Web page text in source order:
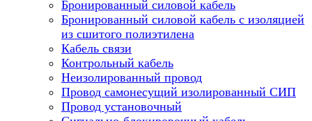
Бронированный силовой кабель
Бронированный силовой кабель с изоляцией
из сшитого полиэтилена
Кабель связи
Контрольный кабель
Неизолированный провод
Провод самонесущий изолированный СИП
Провод установочный